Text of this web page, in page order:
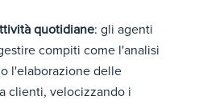
quotidiane: gli agenti
compiti come l'analisi
l'elaborazione delle
clienti, velocizzando i